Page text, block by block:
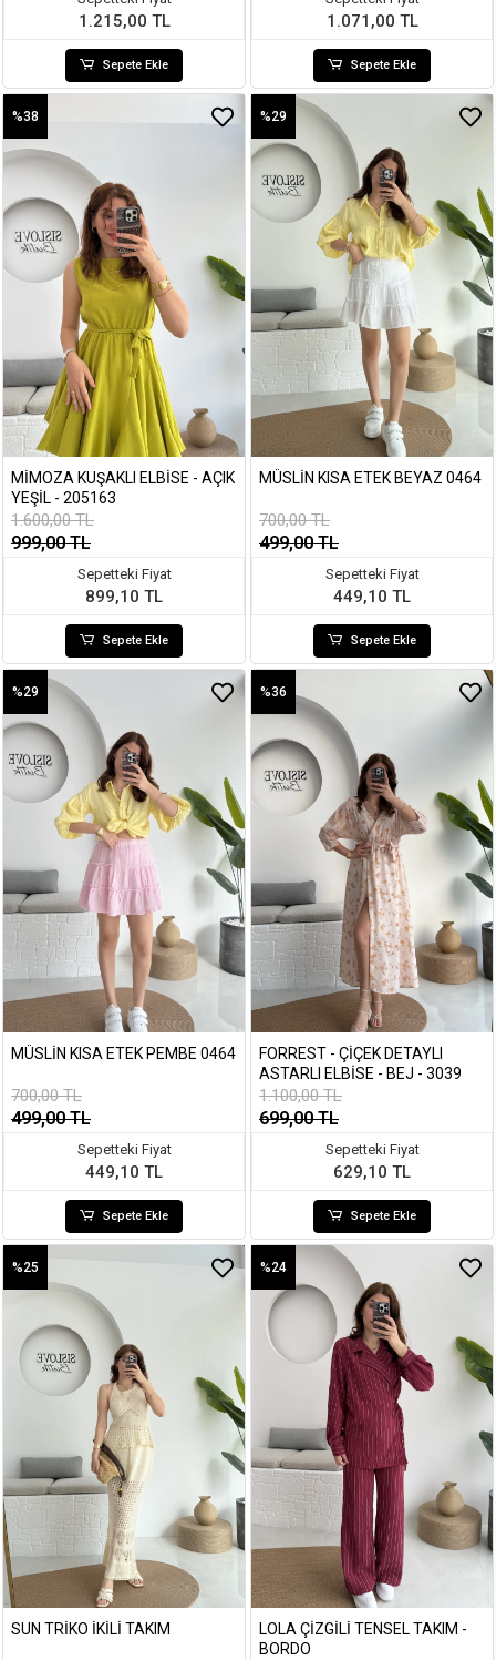
1.215,00 TL
Sepete Ekle
1.071,00 TL
Sepete Ekle
MIMOZA KUŞAKLI ELBISE - AÇIK
YEŞIL - 205163
%38
1.600,00 TL
999,00 TL
Sepetteki Fiyat
899,10 TL
Sepete Ekle
MÜSLIN KISA ETEK BEYAZ 0464
%29
700,00 TL
499,00 TL
Sepetteki Fiyat
449,10 TL
Sepete Ekle
MÜSLIN KISA ETEK PEMBE 0464
%29
700,00 TL
499,00 TL
Sepetteki Fiyat
449,10 TL
Sepete Ekle
FORREST - ÇIÇEK DETAYLI
ASTARLI ELBISE - BEJ - 3039
%36
1.100,00 TL
699,00 TL
Sepetteki Fiyat
629,10 TL
Sepete Ekle
SUN TRIKO İKILI TAKIM
%25
LOLA ÇIZGILI TENSEL TAKIM -
BORDO
%24